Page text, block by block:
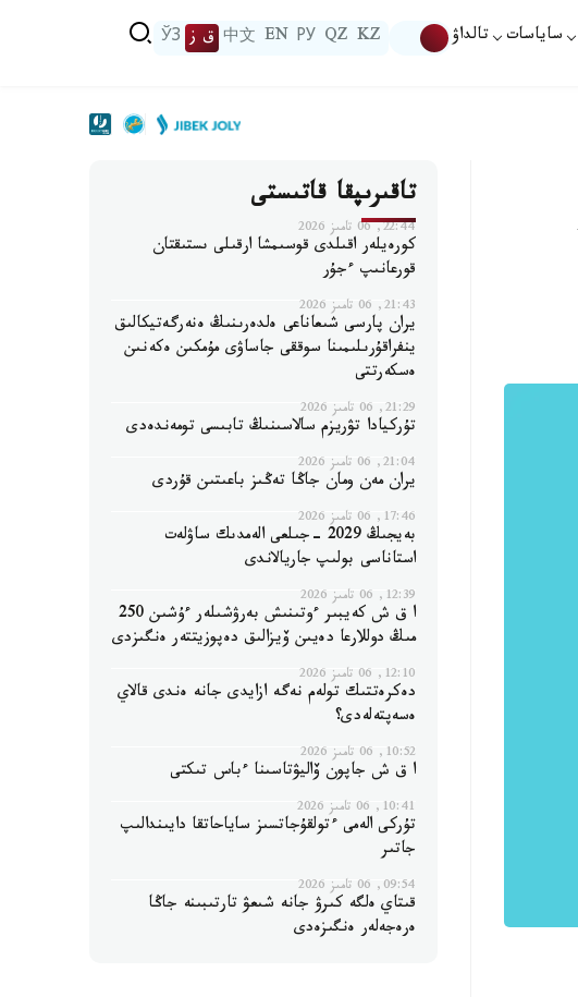
ساياسات تالداۋ KZ
QZ
РУ
EN
中文 ق ز ЎЗ
تاقىرىپقا قاتىستى
22:44, 06 تامىز 2026
كورەيلەر اقىلدى قوسىمشا ارقىلى ىستىقتان
قورعانىپ ءجۇر
21:43, 06 تامىز 2026
يران پارسى شىعاناعى ەلدەرىنىڭ ەنەرگەتيكالىق
ينفراقۇرىلىمىنا سوققى جاساۋى مۇمكىن ەكەنىن
ەسكەرتتى
21:29, 06 تامىز 2026
تۇركيادا تۋريزم سالاسىنىڭ تابىسى تومەندەدى
21:04, 06 تامىز 2026
يران مەن ومان جاڭا تەڭىز باعىتىن قۇردى
17:46, 06 تامىز 2026
بەيجىڭ 2029 -جىلعى الەمدىك ساۋلەت
استاناسى بولىپ جاريالاندى
12:39, 06 تامىز 2026
ا ق ش كەيبىر ءوتىنىش بەرۋشىلەر ءۇشىن 250
مىڭ دوللارعا دەيىن ۆيزالىق دەپوزيتتەر ەنگىزدى
12:10, 06 تامىز 2026
دەكرەتتىك تولەم نەگە ازايدى جانە ەندى قالاي
ەسەپتەلەدى؟
10:52, 06 تامىز 2026
ا ق ش جاپون ۆاليۋتاسىنا ءباس تىكتى
10:41, 06 تامىز 2026
تۇركى الەمى ءتولقۇجاتسىز ساياحاتقا دايىندالىپ
جاتىر
09:54, 06 تامىز 2026
قىتاي ەلگە كىرۋ جانە شىعۋ تارتىبىنە جاڭا
ەرەجەلەر ەنگىزەدى